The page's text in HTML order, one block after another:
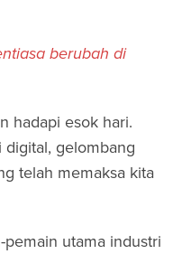
berubah di
hadapi esok hari.
digital, gelombang
telah memaksa kita
utama industri